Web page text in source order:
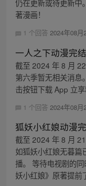
仍在更新或待更新中
著漫画！
1 个回答 2024年08月
一人之下动漫完
截至 2024 年 8 月
第六季暂无相关消息
击按钮下载 App 立享
1 个回答 2024年08
狐妖小红娘动漫
截至 2024 年 8 月
如狐妖小红娘无暮篇
播。 等待电视剧的
妖小红娘》原著提前